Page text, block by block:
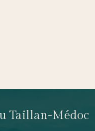
Taillan-Médoc